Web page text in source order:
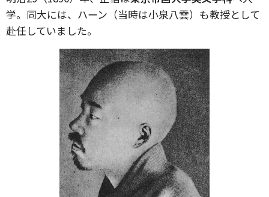
学。同大には、ハーン（当時は小泉八雲）も教授として
赴任していました。